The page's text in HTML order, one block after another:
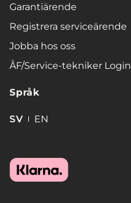
Garantiärende
Registrera serviceärende
Jobba hos oss
ÅF/Service-tekniker Login
Språk
SV EN